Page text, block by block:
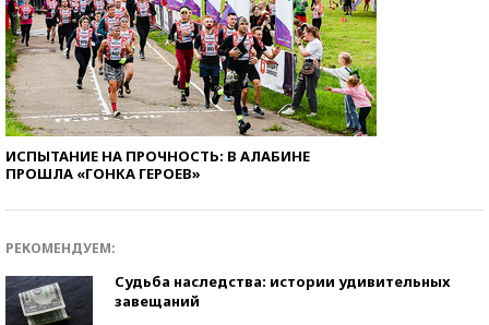
ИСПЫТАНИЕ НА ПРОЧНОСТЬ: В АЛАБИНЕ
ПРОШЛА «ГОНКА ГЕРОЕВ»
РЕКОМЕНДУЕМ:
Судьба наследства: истории удивительных
завещаний